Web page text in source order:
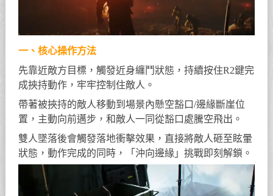
一、核心操作方法
先靠近敵方目標，觸發近身纏鬥狀態，持續按住R2鍵完
成挾持動作，牢牢控制住敵人。
帶著被挾持的敵人移動到場景內懸空豁口/邊緣斷崖位
置，主動向前邁步，和敵人一同從豁口處騰空飛出。
雙人墜落後會觸發落地衝擊效果，直接將敵人砸至眩暈
狀態，動作完成的同時，「沖向邊緣」挑戰即刻解鎖。